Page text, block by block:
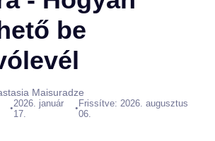
be
Maisuradze
•2026. január
17.
• Frissítve: 2026. augusztus
06.